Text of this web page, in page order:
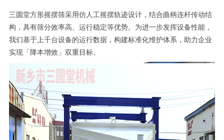
三圆堂方形摇摆筛采用仿人工摇摆轨迹设计，结合曲柄连杆传动结
构，具有筛分效率高、运行稳定等优势。为进一步发挥设备性能，
我们基于上千台设备的运行数据，构建标准化维护体系，助力企业
实现「降本增效」双重目标。